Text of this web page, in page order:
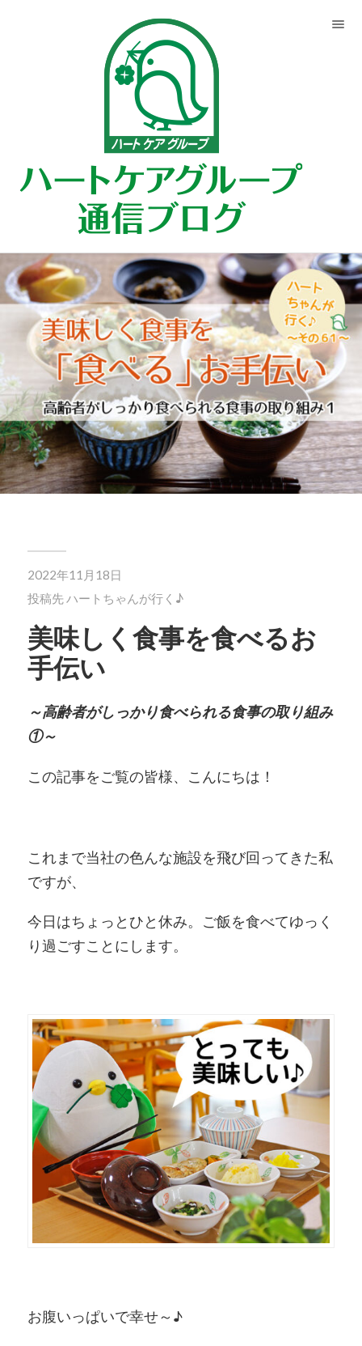
2022年11月18日
投稿先 ハートちゃんが行く♪
美味しく食事を食べるお
手伝い
～高齢者がしっかり食べられる食事の取り組み
①～
この記事をご覧の皆様、こんにちは！
これまで当社の色んな施設を飛び回ってきた私
ですが、
今日はちょっとひと休み。ご飯を食べてゆっく
り過ごすことにします。
お腹いっぱいで幸せ～♪